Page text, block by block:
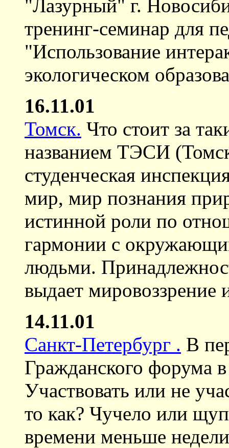
"Лазурный" г.
тренинг-семинар для
"Использование
экологическом
16.11.01
Томск. Что стоит за
названием ТЭСИ
студенческая
мир, мир познания
истинной роли по
гармонии с
людьми.
выдает мировоззрение
14.11.01
Санкт-Петербург . В
Гражданского форума
Участвовать или не
то как? Чучело или
времени меньше